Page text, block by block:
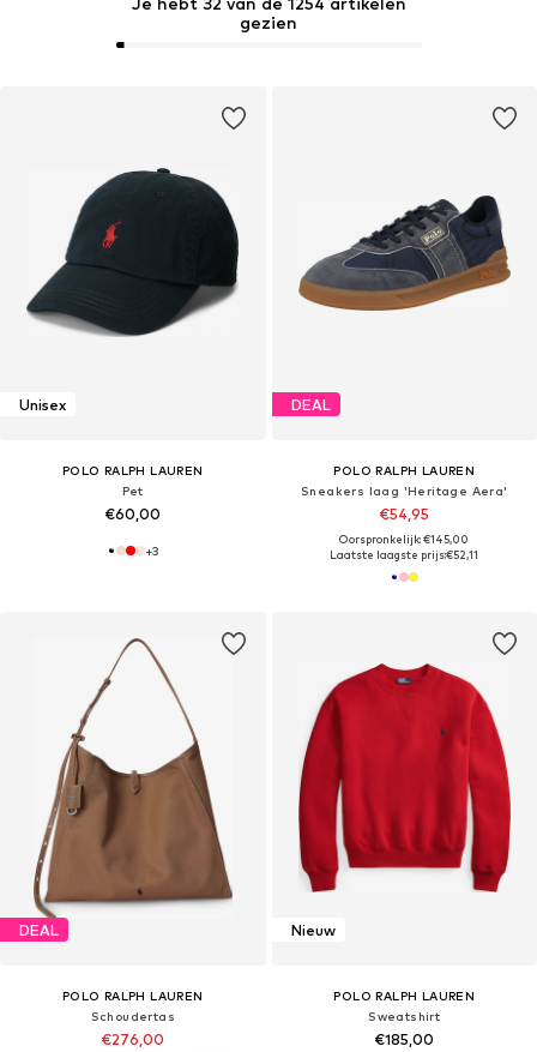
gezien
Unisex
POLO RALPH LAUREN
Pet
€60,00
+3
DEAL
POLO RALPH LAUREN
Sneakers laag 'Heritage Aera'
€54,95
Oorspronkelijk: €145,00
Laatste laagste prijs:€52,11
DEAL
POLO RALPH LAUREN
Schoudertas
€276,00
Nieuw
POLO RALPH LAUREN
Sweatshirt
€185,00